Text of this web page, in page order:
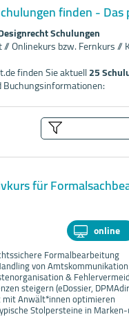
finden -
Schulungen
Onlinekurs bzw. Fernkurs //
finden Sie aktuell25
Buchungsinformationen:
für
online
Formalbearbeitung
von Amtskommunikation
&
steigern (eDossier,
Anwält*innen optimieren
Stolpersteine in